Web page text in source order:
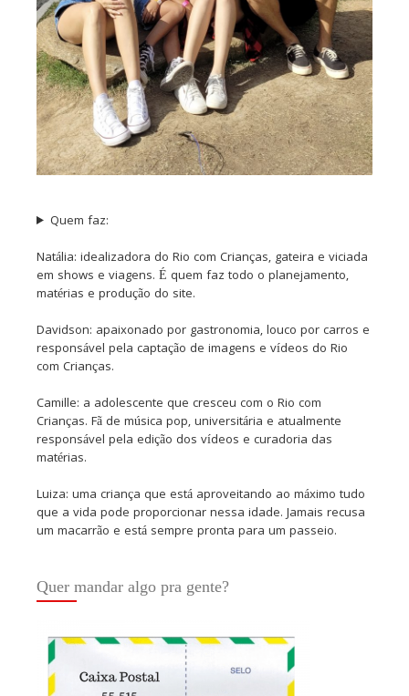
Quem faz:
Natália: idealizadora do Rio com Crianças, gateira e viciada
em shows e viagens. É quem faz todo o planejamento,
matérias e produção do site.
Davidson: apaixonado por gastronomia, louco por carros e
responsável pela captação de imagens e vídeos do Rio
com Crianças.
Camille: a adolescente que cresceu com o Rio com
Crianças. Fã de música pop, universitária e atualmente
responsável pela edição dos vídeos e curadoria das
matérias.
Luiza: uma criança que está aproveitando ao máximo tudo
que a vida pode proporcionar nessa idade. Jamais recusa
um macarrão e está sempre pronta para um passeio.
Quer mandar algo pra gente?